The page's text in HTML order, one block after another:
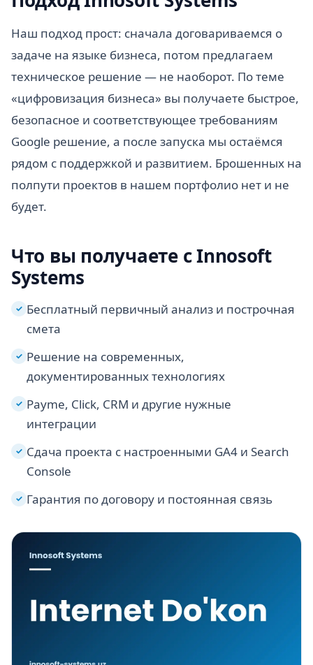
Наш подход прост: сначала договариваемся о
задаче на языке бизнеса, потом предлагаем
техническое решение — не наоборот. По теме
«цифровизация бизнеса» вы получаете быстрое,
безопасное и соответствующее требованиям
Google решение, а после запуска мы остаёмся
рядом с поддержкой и развитием. Брошенных на
полпути проектов в нашем портфолио нет и не
будет.
Что вы получаете с Innosoft
Systems
✓ Бесплатный первичный анализ и построчная
смета
✓ Решение на современных,
документированных технологиях
✓ Payme, Click, CRM и другие нужные
интеграции
✓ Сдача проекта с настроенными GA4 и Search
Console
✓ Гарантия по договору и постоянная связь